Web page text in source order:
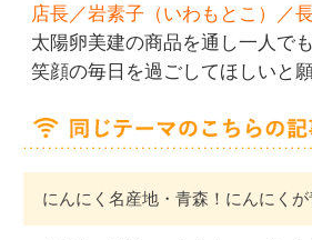
店長／岩素子（いわもとこ）／
太陽卵美建の商品を通し一人で
笑顔の毎日を過ごしてほしいと
にんにく名産地・青森！にんにく